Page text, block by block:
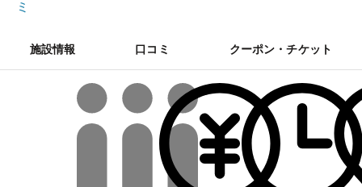
ミ
施設情報 口コミ クーポン・チケット